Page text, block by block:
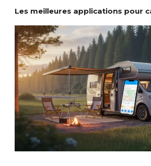
Les meilleures applications pour